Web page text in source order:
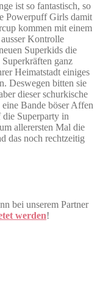
ist so fantastisch, so
Powerpuff Girls damit
kommen mit einem
Kontrolle
Superkids die
ganz
Heimatstadt einiges
Deswegen bitten sie
dieser schurkische
Bande böser Affen
die Superparty in
allerersten Mal die
das noch rechtzeitig
bei unserem Partner
werden!